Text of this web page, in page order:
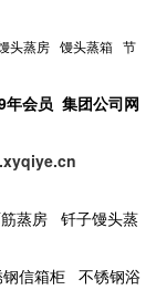
头蒸房 馒头蒸箱 节
年会员 集团公司网
蒸房 钎子馒头蒸
信箱柜 不锈钢浴